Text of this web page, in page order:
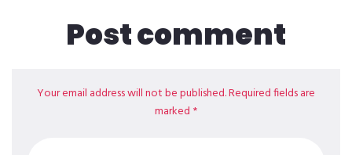
Post comment
Your email address will not be published. Required fields are
marked *